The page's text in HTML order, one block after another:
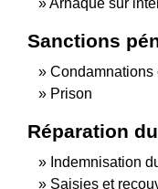
Sanctions
Condamnations
Prison
Réparation
Indemnisation
Saisies et